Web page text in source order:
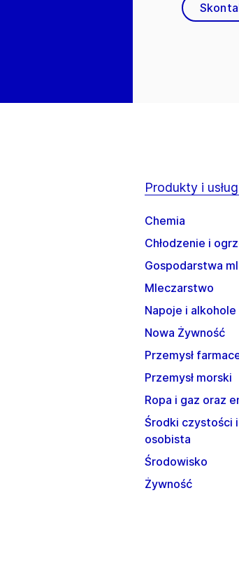
Produkty i
Chemia
Chłodzenie i
Gospodarstwa
Mleczarstwo
Napoje i alkohole
Nowa Żywność
Przemysł
Przemysł morski
Ropa i gaz oraz
Środki czystości
osobista
Środowisko
Żywność